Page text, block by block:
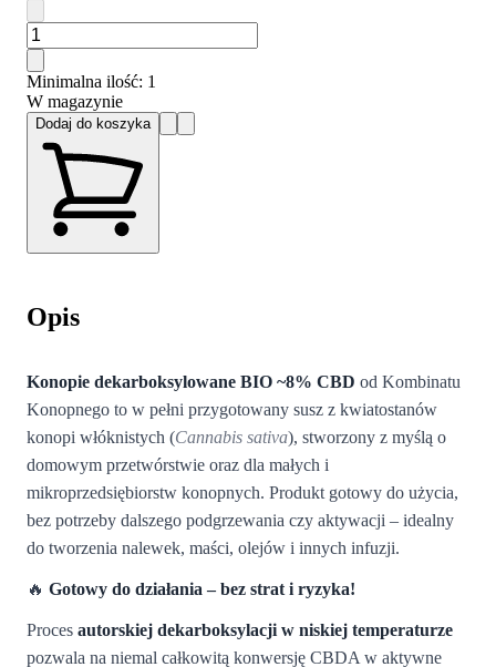
Minimalna ilość: 1
W magazynie
Dodaj do koszyka
Opis
Konopie dekarboksylowane BIO ~8% CBD od Kombinatu
Konopnego to w pełni przygotowany susz z kwiatostanów
konopi włóknistych (Cannabis sativa), stworzony z myślą o
domowym przetwórstwie oraz dla małych i
mikroprzedsiębiorstw konopnych. Produkt gotowy do użycia,
bez potrzeby dalszego podgrzewania czy aktywacji – idealny
do tworzenia nalewek, maści, olejów i innych infuzji.
🔥 Gotowy do działania – bez strat i ryzyka!
Proces autorskiej dekarboksylacji w niskiej temperaturze
pozwala na niemal całkowitą konwersję CBDA w aktywne